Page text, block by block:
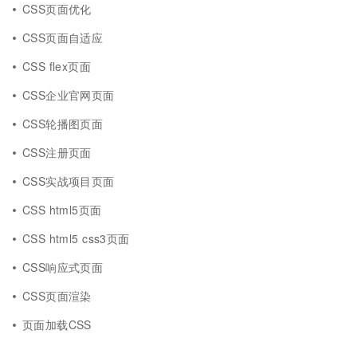
CSS页面优化
CSS页面自适应
CSS flex页面
CSS企业官网页面
CSS轮播图页面
CSS注册页面
CSS实战项目页面
CSS html5页面
CSS html5 css3页面
CSS响应式页面
CSS页面渲染
页面加载CSS